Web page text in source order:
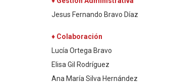
Jesus Fernando Bravo Díaz
♦ Colaboración
Lucía Ortega Bravo
Elisa Gil Rodríguez
Ana María Silva Hernández